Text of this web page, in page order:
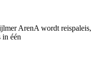
ArenA wordt reispaleis,
in één